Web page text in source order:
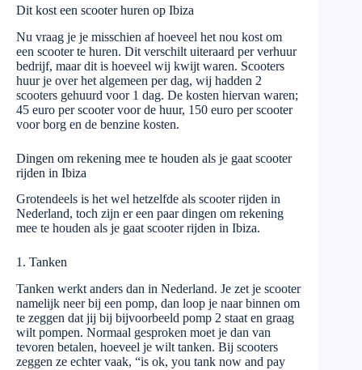
Dit kost een scooter huren op Ibiza
Nu vraag je je misschien af hoeveel het nou kost om
een scooter te huren. Dit verschilt uiteraard per verhuur
bedrijf, maar dit is hoeveel wij kwijt waren. Scooters
huur je over het algemeen per dag, wij hadden 2
scooters gehuurd voor 1 dag. De kosten hiervan waren;
45 euro per scooter voor de huur, 150 euro per scooter
voor borg en de benzine kosten.
Dingen om rekening mee te houden als je gaat scooter
rijden in Ibiza
Grotendeels is het wel hetzelfde als scooter rijden in
Nederland, toch zijn er een paar dingen om rekening
mee te houden als je gaat scooter rijden in Ibiza.
1. Tanken
Tanken werkt anders dan in Nederland. Je zet je scooter
namelijk neer bij een pomp, dan loop je naar binnen om
te zeggen dat jij bij bijvoorbeeld pomp 2 staat en graag
wilt pompen. Normaal gesproken moet je dan van
tevoren betalen, hoeveel je wilt tanken. Bij scooters
zeggen ze echter vaak, “is ok, you tank now and pay